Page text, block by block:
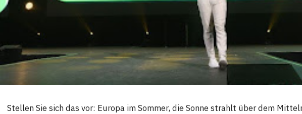
Stellen Sie sich das vor: Europa im Sommer, die Sonne strahlt über dem